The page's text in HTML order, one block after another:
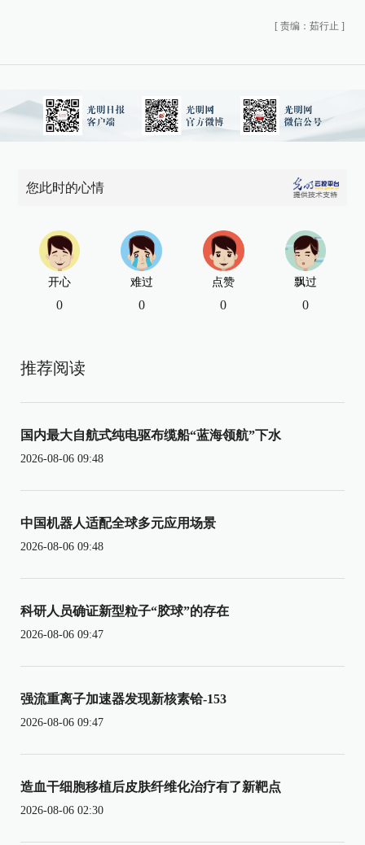
[ 责编：茹行止 ]
您此时的心情
开心
0
难过
0
点赞
0
飘过
0
推荐阅读
国内最大自航式纯电驱布缆船“蓝海领航”下水
2026-08-06 09:48
中国机器人适配全球多元应用场景
2026-08-06 09:48
科研人员确证新型粒子“胶球”的存在
2026-08-06 09:47
强流重离子加速器发现新核素铪-153
2026-08-06 09:47
造血干细胞移植后皮肤纤维化治疗有了新靶点
2026-08-06 02:30